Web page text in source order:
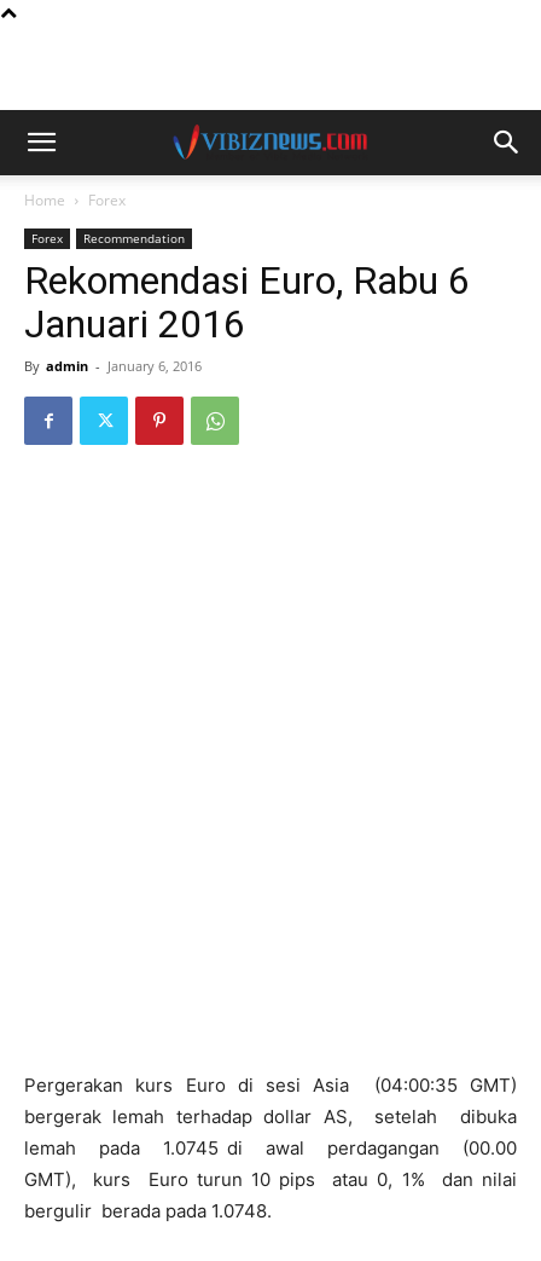
Home Forex
Forex Recommendation
Rekomendasi Euro, Rabu 6
Januari 2016
By admin - January 6, 2016
Pergerakan kurs Euro di sesi Asia (04:00:35 GMT)
bergerak lemah terhadap dollar AS, setelah dibuka
lemah pada 1.0745 di awal perdagangan (00.00
GMT), kurs Euro turun 10 pips atau 0, 1% dan nilai
bergulir berada pada 1.0748.